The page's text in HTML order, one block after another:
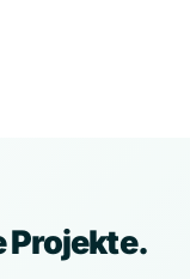
Projekte.